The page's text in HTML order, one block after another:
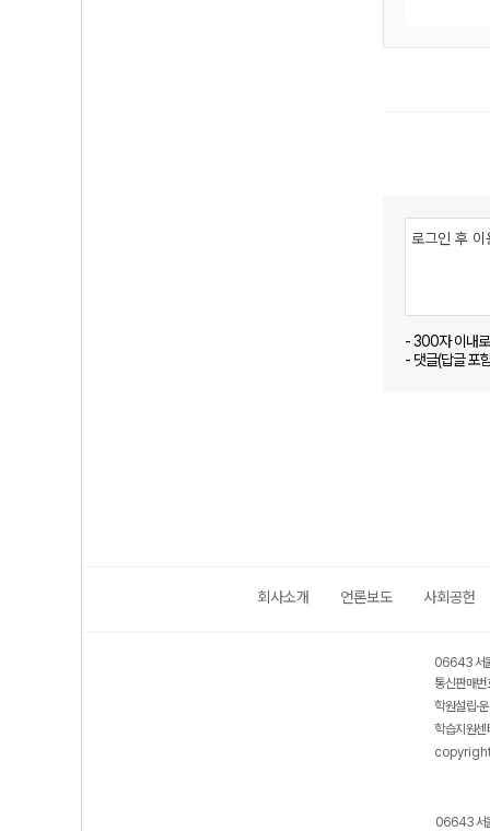
- 300자 이내
- 댓글(답글 포
회사소개 언론보도 사회공헌
06643 서
통신판매
학원설립·
학습지원
06643 서